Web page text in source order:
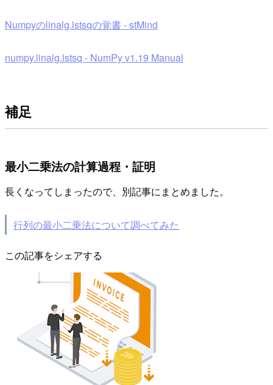
Numpyのlinalg.lstsqの覚書 - stMind
numpy.linalg.lstsq - NumPy v1.19 Manual
補足
最小二乗法の計算過程・証明
長くなってしまったので、別記事にまとめました。
行列の最小二乗法について調べてみた
この記事をシェアする